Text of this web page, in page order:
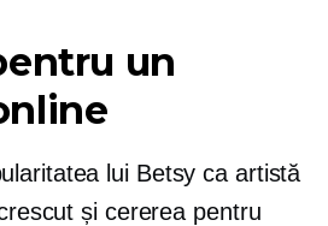
un
lui Betsy ca artistă
și cererea pentru